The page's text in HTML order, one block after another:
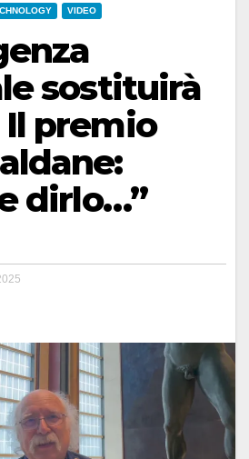
VIDEO
sostituirà
Il premio
dirlo…”